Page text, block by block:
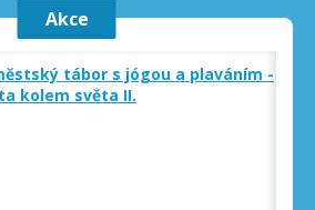
2025
Akce
tábor s jógou a plaváním -
kolem světa II.